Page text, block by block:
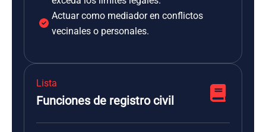
Actuar como mediador en conflictos
vecinales o personales.
Lista
Funciones de registro civil